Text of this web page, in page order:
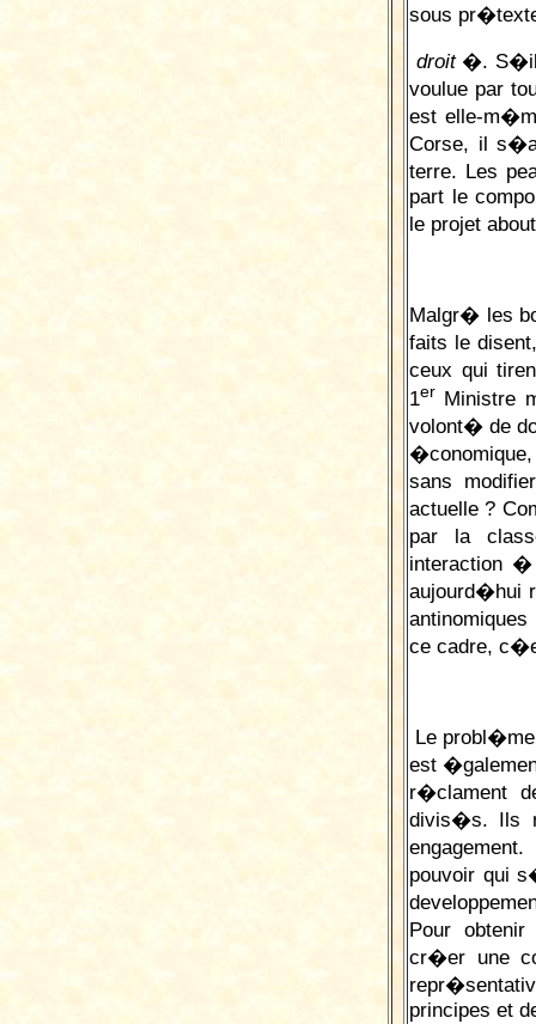
sous
droit �. S�il
voulue par
est elle-
Corse, il
terre. Les
part le
le projet
Malgr� les
faits le
ceux qui
1er Ministre
volont� de
sans
actuelle ?
par la
interaction
aujourd�hui
ce cadre,
Le
est
r�clament
divis�s. Ils
pouvoir qui
Pour
cr�er une
principes et